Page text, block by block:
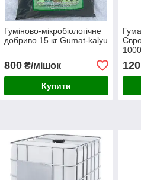
Гуміново-мікробіологічне
добриво 15 кг Gumat-kalyu
800₴/мішок
Купити